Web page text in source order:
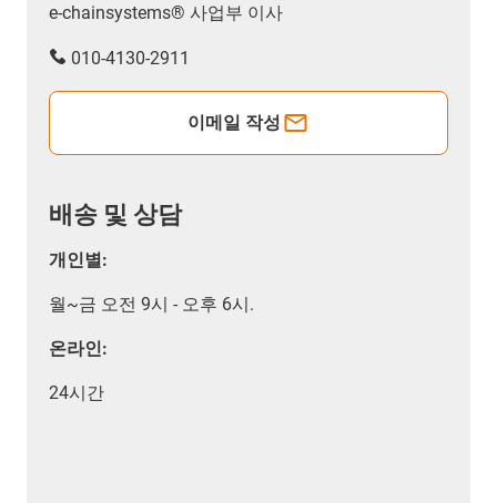
e-chainsystems® 사업부 이사
010-4130-2911
이메일 작성
배송 및 상담
개인별:
월~금 오전 9시 - 오후 6시.
온라인:
24시간